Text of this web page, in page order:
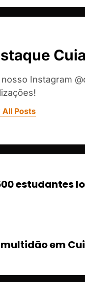
nosso Instagram
All Posts
estudantes
em